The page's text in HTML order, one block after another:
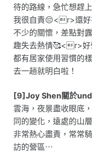
待的路線，急忙想趕
我很自責😔<r>還好
不少的關懷，差點對
趣失去熱情🥰<r>好
都有居家使用習慣的
去一趟就明白啦！
[9]Joy Shen關於
雲海，夜景盡收眼底
同的變化，遠處的山
非常熱心盡責，常常
訪的營區⋯